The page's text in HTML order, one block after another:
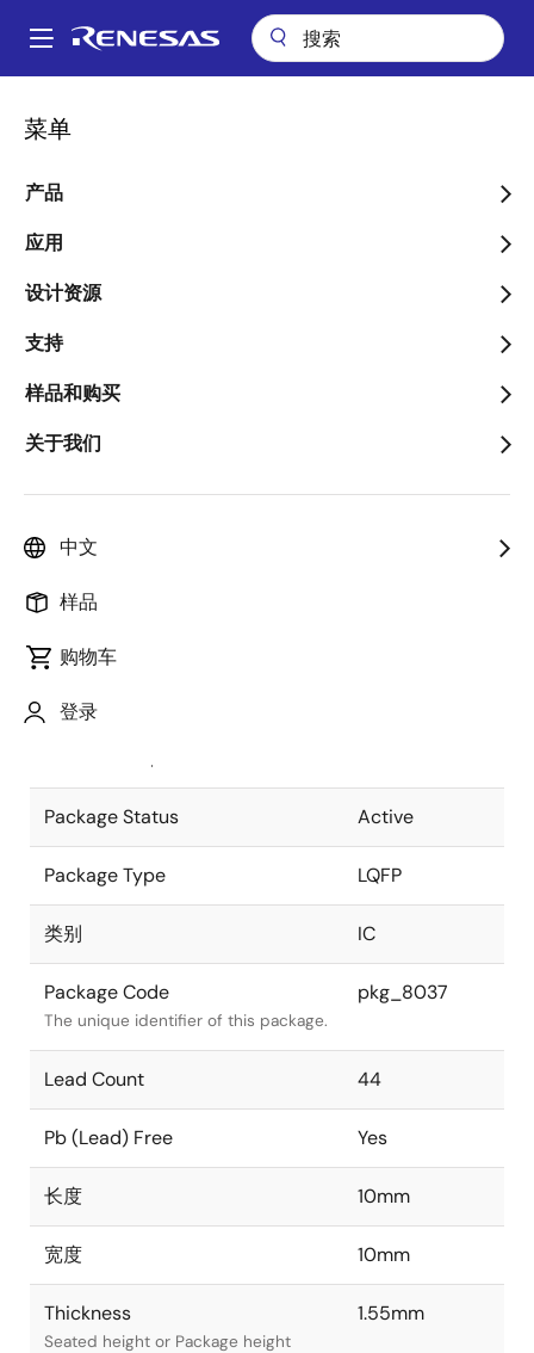
到
Main
菜单
产品
应用
设计资源
支持
样品和购买
关于我们
中文
样品
购物车
登录
面
包
屑
Name used to describe Renesas
B
Package code maintained as part of
the Renesas and Intersil merger.
JEITA Standard
The JEITA standard to which the
Package Status Active
Package Type LQFP
类别 IC
Package Code
The unique identifier of this package.
pkg_8037
Lead Count 44
Pb (Lead) Free Yes
长度 10mm
宽度 10mm
Thickness
Seated height or Package height
1.55mm